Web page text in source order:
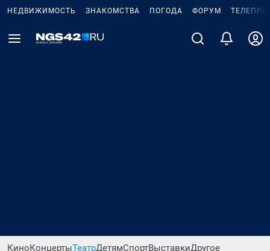
НЕДВИЖИМОСТЬ ЗНАКОМСТВА ПОГОДА ФОРУМ
КиноКонцертыТеатрДетямСпортВыставкиДругое